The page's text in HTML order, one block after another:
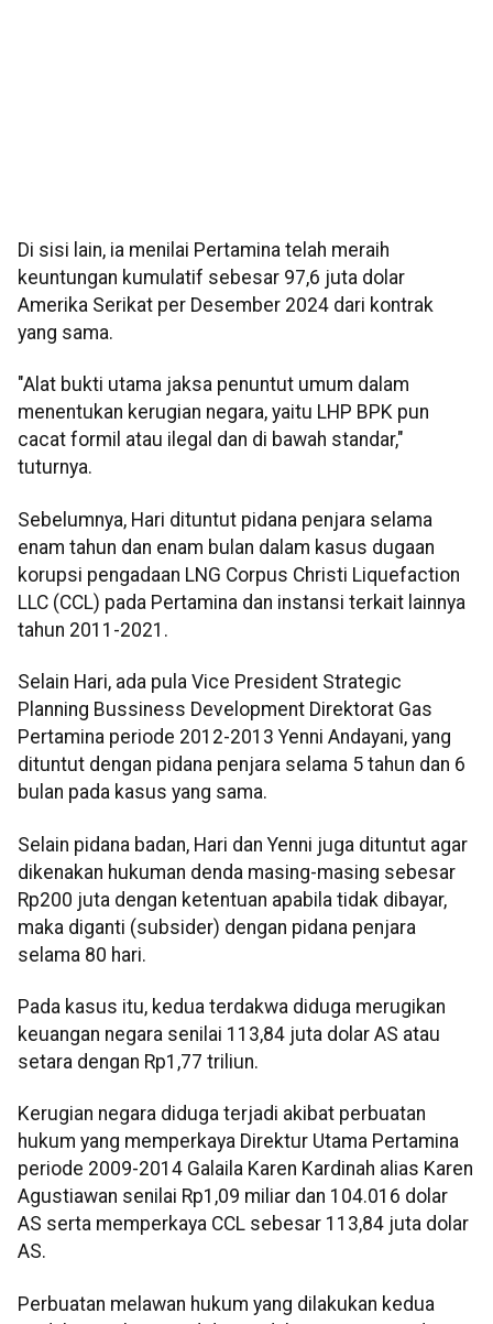
Di sisi lain, ia menilai Pertamina telah meraih
keuntungan kumulatif sebesar 97,6 juta dolar
Amerika Serikat per Desember 2024 dari kontrak
yang sama.
"Alat bukti utama jaksa penuntut umum dalam
menentukan kerugian negara, yaitu LHP BPK pun
cacat formil atau ilegal dan di bawah standar,"
tuturnya.
Sebelumnya, Hari dituntut pidana penjara selama
enam tahun dan enam bulan dalam kasus dugaan
korupsi pengadaan LNG Corpus Christi Liquefaction
LLC (CCL) pada Pertamina dan instansi terkait lainnya
tahun 2011-2021.
Selain Hari, ada pula Vice President Strategic
Planning Bussiness Development Direktorat Gas
Pertamina periode 2012-2013 Yenni Andayani, yang
dituntut dengan pidana penjara selama 5 tahun dan 6
bulan pada kasus yang sama.
Selain pidana badan, Hari dan Yenni juga dituntut agar
dikenakan hukuman denda masing-masing sebesar
Rp200 juta dengan ketentuan apabila tidak dibayar,
maka diganti (subsider) dengan pidana penjara
selama 80 hari.
Pada kasus itu, kedua terdakwa diduga merugikan
keuangan negara senilai 113,84 juta dolar AS atau
setara dengan Rp1,77 triliun.
Kerugian negara diduga terjadi akibat perbuatan
hukum yang memperkaya Direktur Utama Pertamina
periode 2009-2014 Galaila Karen Kardinah alias Karen
Agustiawan senilai Rp1,09 miliar dan 104.016 dolar
AS serta memperkaya CCL sebesar 113,84 juta dolar
AS.
Perbuatan melawan hukum yang dilakukan kedua